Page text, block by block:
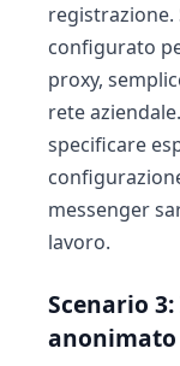
registrazione.
configurato
proxy,
rete
specificare
messenger
lavoro.
Scenario